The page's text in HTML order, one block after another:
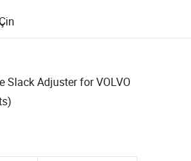
Slack Adjuster for VOLVO